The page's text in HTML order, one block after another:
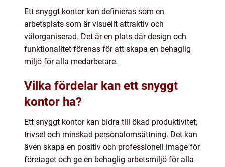
Ett snyggt kontor kan definieras som en
arbetsplats som är visuellt attraktiv och
välorganiserad. Det är en plats där design och
funktionalitet förenas för att skapa en behaglig
miljö för alla medarbetare.
Vilka fördelar kan ett snyggt
kontor ha?
Ett snyggt kontor kan bidra till ökad produktivitet,
trivsel och minskad personalomsättning. Det kan
även skapa en positiv och professionell image för
företaget och ge en behaglig arbetsmiljö för alla